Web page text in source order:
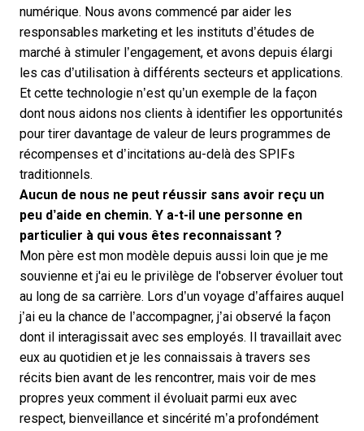
numérique. Nous avons commencé par aider les
responsables marketing et les instituts d’études de
marché à stimuler l’engagement, et avons depuis élargi
les cas d’utilisation à différents secteurs et applications.
Et cette technologie n’est qu’un exemple de la façon
dont nous aidons nos clients à identifier les opportunités
pour tirer davantage de valeur de leurs programmes de
récompenses et d’incitations au-delà des SPIFs
traditionnels.
Aucun de nous ne peut réussir sans avoir reçu un
peu d’aide en chemin. Y a-t-il une personne en
particulier à qui vous êtes reconnaissant ?
Mon père est mon modèle depuis aussi loin que je me
souvienne et j'ai eu le privilège de l'observer évoluer tout
au long de sa carrière. Lors d’un voyage d’affaires auquel
j’ai eu la chance de l’accompagner, j’ai observé la façon
dont il interagissait avec ses employés. Il travaillait avec
eux au quotidien et je les connaissais à travers ses
récits bien avant de les rencontrer, mais voir de mes
propres yeux comment il évoluait parmi eux avec
respect, bienveillance et sincérité m’a profondément